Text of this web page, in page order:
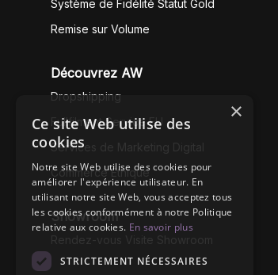
Système de Fidélité Statut Gold
Remise sur Volume
Découvrez AW
Dropshipping
Fullfilment Service EU
Services de Marketing Digital
Commerce Éthique
Showroom
×
Ce site Web utilise des
cookies
Notre site Web utilise des cookies pour
améliorer l'expérience utilisateur. En
utilisant notre site Web, vous acceptez tous
les cookies conformément à notre Politique
relative aux cookies. En savoir plus
STRICTEMENT NÉCESSAIRES